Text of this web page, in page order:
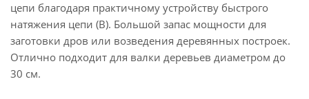
цепи благодаря практичному устройству быстрого
натяжения цепи (B). Большой запас мощности для
заготовки дров или возведения деревянных построек.
Отлично подходит для валки деревьев диаметром до
30 см.